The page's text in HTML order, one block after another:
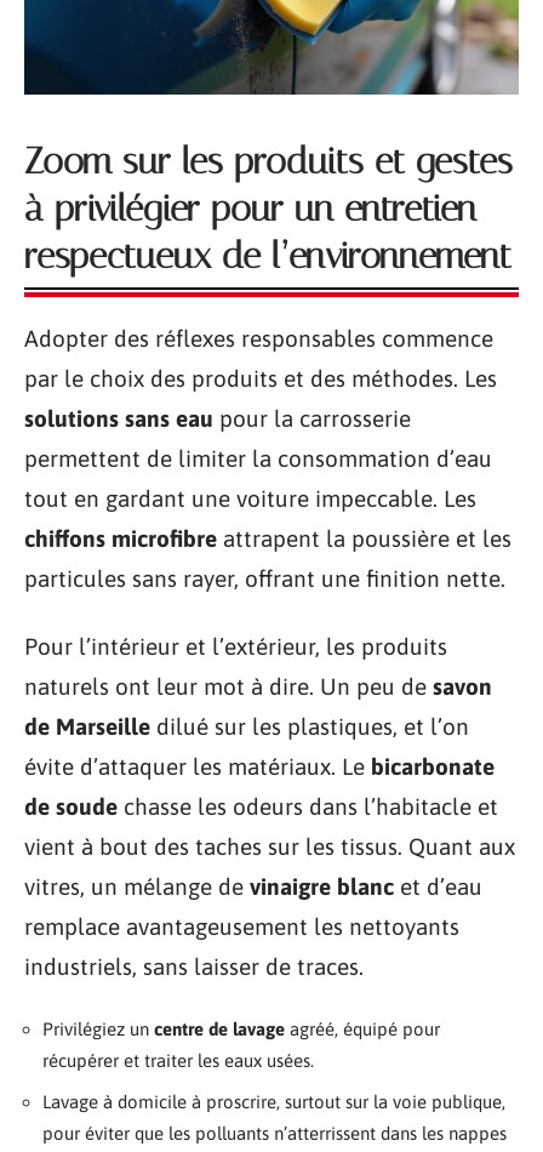
Zoom sur les produits et gestes
à privilégier pour un entretien
respectueux de l’environnement
Adopter des réflexes responsables commence
par le choix des produits et des méthodes. Les
solutions sans eau pour la carrosserie
permettent de limiter la consommation d’eau
tout en gardant une voiture impeccable. Les
chiffons microfibre attrapent la poussière et les
particules sans rayer, offrant une finition nette.
Pour l’intérieur et l’extérieur, les produits
naturels ont leur mot à dire. Un peu de savon
de Marseille dilué sur les plastiques, et l’on
évite d’attaquer les matériaux. Le bicarbonate
de soude chasse les odeurs dans l’habitacle et
vient à bout des taches sur les tissus. Quant aux
vitres, un mélange de vinaigre blanc et d’eau
remplace avantageusement les nettoyants
industriels, sans laisser de traces.
Privilégiez un centre de lavage agréé, équipé pour
récupérer et traiter les eaux usées.
Lavage à domicile à proscrire, surtout sur la voie publique,
pour éviter que les polluants n’atterrissent dans les nappes